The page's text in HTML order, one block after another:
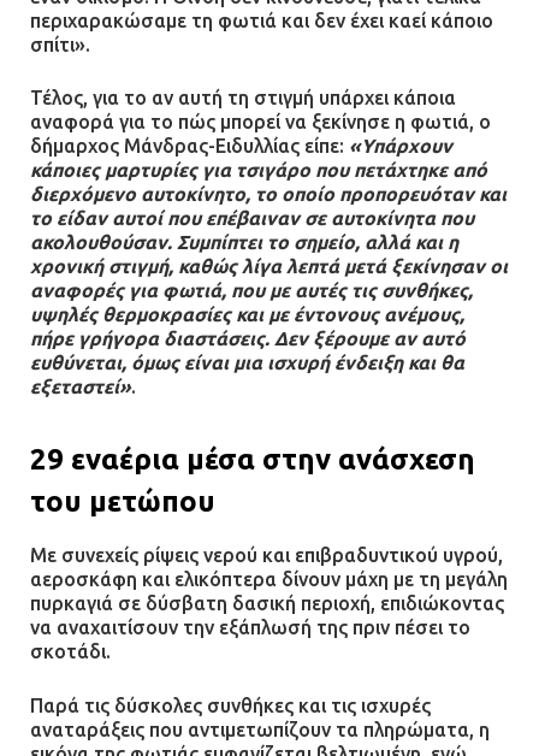
Ασπρόπυργος: Πέθανε ένας από
μεγάλης έκρηξης στο εργοστάσιο
12.07.2026 | 15:07
Άργος: Στη φυλακή οι δύο
αστυνομικοί για τους
πυροβολισμούς κατά του 20χρονου
με αναπηρία
11.07.2026 | 22:59
Ένα πουλί «υπεύθυνο» για την
09.07.2026 | 11:12
Ασπρόπυργο – Ήχησε το 112
09.07.2026 | 09:19
Δίωξη για απόπειρα
ανθρωποκτονίας στους δύο
αστυνομικούς
περιχαρακώσαμε τη φωτιά και δεν έχει καεί κάποιο
σπίτι».
Τέλος, για το αν αυτή τη στιγμή υπάρχει κάποια
αναφορά για το πώς μπορεί να ξεκίνησε η φωτιά, ο
δήμαρχος Μάνδρας-Ειδυλλίας είπε: «Υπάρχουν
κάποιες μαρτυρίες για τσιγάρο που πετάχτηκε από
διερχόμενο αυτοκίνητο, το οποίο προπορευόταν και
το είδαν αυτοί που επέβαιναν σε αυτοκίνητα που
ακολουθούσαν. Συμπίπτει το σημείο, αλλά και η
χρονική στιγμή, καθώς λίγα λεπτά μετά ξεκίνησαν οι
αναφορές για φωτιά, που με αυτές τις συνθήκες,
υψηλές θερμοκρασίες και με έντονους ανέμους,
πήρε γρήγορα διαστάσεις. Δεν ξέρουμε αν αυτό
ευθύνεται, όμως είναι μια ισχυρή ένδειξη και θα
εξεταστεί».
29 εναέρια μέσα στην ανάσχεση
του μετώπου
Με συνεχείς ρίψεις νερού και επιβραδυντικού υγρού,
αεροσκάφη και ελικόπτερα δίνουν μάχη με τη μεγάλη
πυρκαγιά σε δύσβατη δασική περιοχή, επιδιώκοντας
να αναχαιτίσουν την εξάπλωσή της πριν πέσει το
σκοτάδι.
Παρά τις δύσκολες συνθήκες και τις ισχυρές
αναταράξεις που αντιμετωπίζουν τα πληρώματα, η